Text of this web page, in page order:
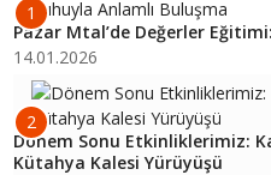
1
Pazar Mtal’de Değerler
14.01.2026
2
Dönem Sonu Etkinliklerimiz:
Kütahya Kalesi Yürüyüşü